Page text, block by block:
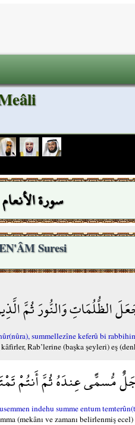
سورة الأنعام
Suresi
الظُّلُمَاتِ وَالنُّورَ ثُمَّ
summellezîne keferû bi
Rab’lerine (başka şeyleri) eş
مُّسمًّى عِندَهُ ثُمَّ أَنتُمْ
indehu summe entum
(mekânı ve zamanı belirlenmiş